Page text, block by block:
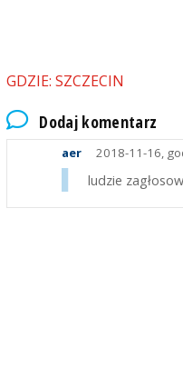
GDZIE: SZCZECIN
Dodaj komentarz
aer 2018-11-16,
ludzie